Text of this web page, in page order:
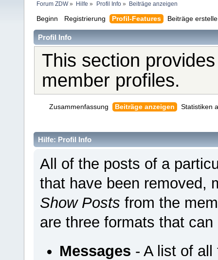
Forum ZDW» Hilfe » Profil Info» Beiträge anzeigen
Beginn Registrierung Profil-Features Beiträge
Profil Info
This section
member profiles.
Zusammenfassung Beiträge anzeigen Statistiken
Hilfe: Profil Info
All of the posts of a
that have been removed,
Show Posts from the
are three formats that can
Messages - A list of